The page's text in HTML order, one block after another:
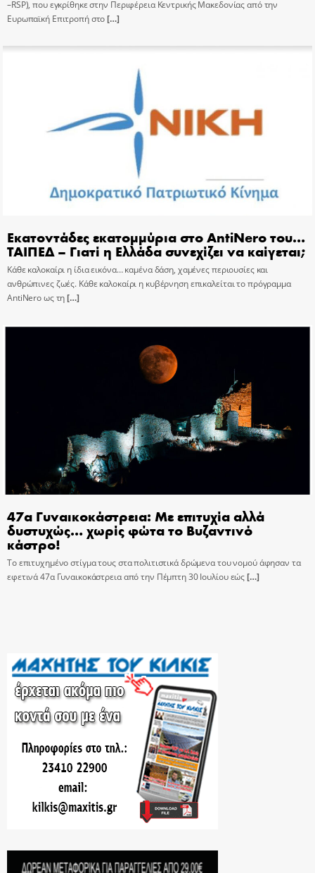
–RSP), που εγκρίθηκε στην Περιφέρεια Κεντρικής Μακεδονίας από την
Ευρωπαϊκή Επιτροπή στο[…]
Εκατοντάδες εκατομμύρια στο AntiNero του…
ΤΑΙΠΕΔ – Γιατί η Ελλάδα συνεχίζει να καίγεται;
Κάθε καλοκαίρι η ίδια εικόνα… καμένα δάση, χαμένες περιουσίες και
ανθρώπινες ζωές. Κάθε καλοκαίρι η κυβέρνηση επικαλείται το πρόγραμμα
AntiNero ως τη[…]
47α Γυναικοκάστρεια: Με επιτυχία αλλά
δυστυχώς… χωρίς φώτα το Βυζαντινό
κάστρο!
Το επιτυχημένο στίγμα τους στα πολιτιστικά δρώμενα του νομού άφησαν τα
εφετινά 47α Γυναικοκάστρεια από την Πέμπτη 30 Ιουλίου εώς[…]